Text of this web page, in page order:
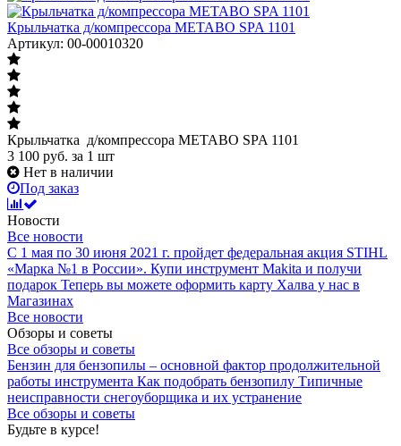
Крыльчатка д/компрессора METABO SPA 1101
Артикул: 00-00010320
Крыльчатка д/компрессора METABO SPA 1101
3 100 руб. за 1 шт
Нет в наличии
Под заказ
Новости
Все новости
С 1 мая по 30 июня 2021 г. пройдет федеральная акция STIHL
«Марка №1 в России». Купи инструмент Makita и получи
подарок Теперь вы можете оформить карту Халва у нас в
Магазинах
Все новости
Обзоры и советы
Все обзоры и советы
Бензин для бензопилы – основной фактор продолжительной
работы инструмента Как подобрать бензопилу Типичные
неисправности снегоуборщика и их устранение
Все обзоры и советы
Будьте в курсе!